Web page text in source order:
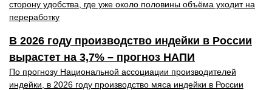
сторону удобства, где уже около половины объёма уходит на
переработку
В 2026 году производство индейки в России
вырастет на 3,7% – прогноз НАПИ
По прогнозу Национальной ассоциации производителей
индейки, в 2026 году производство мяса индейки в России